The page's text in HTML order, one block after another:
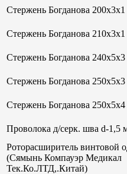
Стержень Богданова 200х3х1
Стержень Богданова 210х3х1
Стержень Богданова 240х5х3
Стержень Богданова 250х5х3
Стержень Богданова 250х5х4
Проволока д/серк. шва d-1,5
Роторасширитель винтовой
(Сямынь Компауэр Медикал
Тек.Ко.ЛТД,.Китай)